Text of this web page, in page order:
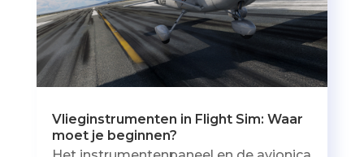
Vlieginstrumenten in Flight Sim: Waar
moet je beginnen?